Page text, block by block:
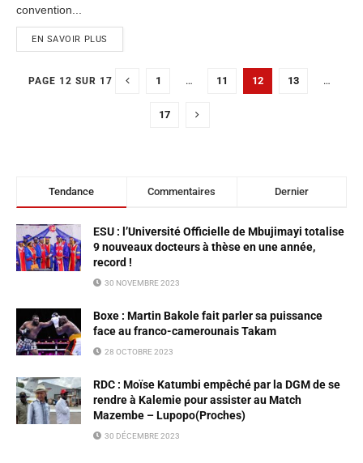
convention...
EN SAVOIR PLUS
PAGE 12 SUR 17 1 … 11 12 13 …
17
Tendance Commentaires Dernier
ESU : l’Université Officielle de Mbujimayi totalise
9 nouveaux docteurs à thèse en une année,
record !
30 NOVEMBRE 2023
Boxe : Martin Bakole fait parler sa puissance
face au franco-camerounais Takam
28 OCTOBRE 2023
RDC : Moïse Katumbi empêché par la DGM de se
rendre à Kalemie pour assister au Match
Mazembe – Lupopo(Proches)
30 DÉCEMBRE 2023